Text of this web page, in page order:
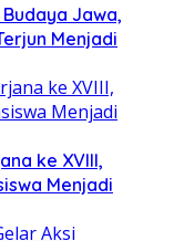
Jawa,
Menjadi
ke XVIII,
Menjadi